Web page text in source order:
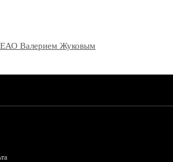
ЕАО Валерием Жуковым